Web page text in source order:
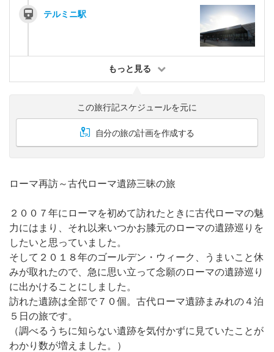
テルミニ駅
もっと見る
この旅行記スケジュールを元に
自分の旅の計画を作成する
ローマ再訪～古代ローマ遺跡三昧の旅
２００７年にローマを初めて訪れたときに古代ローマの魅
力にはまり、それ以来いつかお膝元のローマの遺跡巡りを
したいと思っていました。
そして２０１８年のゴールデン・ウィーク、うまいこと休
みが取れたので、急に思い立って念願のローマの遺跡巡り
に出かけることにしました。
訪れた遺跡は全部で７０個。古代ローマ遺跡まみれの４泊
５日の旅です。
（調べるうちに知らない遺跡を気付かずに見ていたことが
わかり数が増えました。）